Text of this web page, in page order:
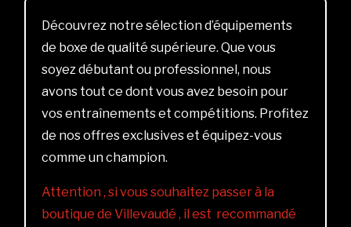
Découvrez notre sélection d’équipements
de boxe de qualité supérieure. Que vous
soyez débutant ou professionnel, nous
avons tout ce dont vous avez besoin pour
vos entraînements et compétitions. Profitez
de nos offres exclusives et équipez-vous
comme un champion.
Attention , si vous souhaitez passer à la
boutique de Villevaudé , il est recommandé